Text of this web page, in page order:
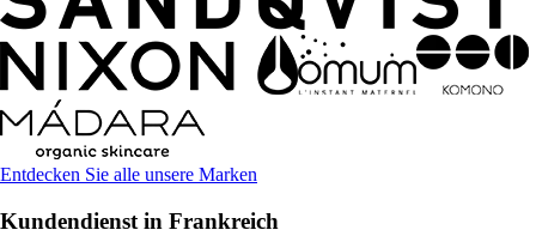
Entdecken Sie alle unsere Marken
Kundendienst in Frankreich